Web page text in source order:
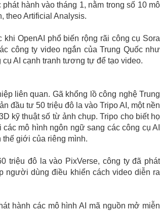
hành vào tháng 1, nằm trong số 10 mô
theo Artificial Analysis.
OpenAI phổ biến rộng rãi công cụ Sora
công ty video ngắn của Trung Quốc như
AI cạnh tranh tương tự để tạo video.
liên quan. Gã khổng lồ công nghệ Trung
đầu tư 50 triệu đô la vào Tripo AI, một nền
kỹ thuật số từ ảnh chụp. Tripo cho biết họ
mô hình ngôn ngữ sang các công cụ AI
thế giới của riêng mình.
triệu đô la vào PixVerse, công ty đã phát
người dùng điều khiển cách video diễn ra
hành các mô hình AI mã nguồn mở miễn